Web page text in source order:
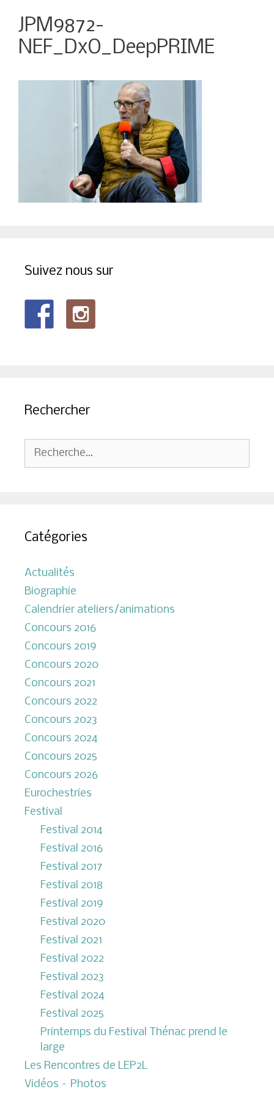
JPM9872-
NEF_DxO_DeepPRIME
Suivez nous sur
Rechercher
Rechercher :
Catégories
Actualités
Biographie
Calendrier ateliers/animations
Concours 2016
Concours 2019
Concours 2020
Concours 2021
Concours 2022
Concours 2023
Concours 2024
Concours 2025
Concours 2026
Eurochestries
Festival
Festival 2014
Festival 2016
Festival 2017
Festival 2018
Festival 2019
Festival 2020
Festival 2021
Festival 2022
Festival 2023
Festival 2024
Festival 2025
Printemps du Festival Thénac prend le
large
Les Rencontres de LEP2L
Vidéos – Photos